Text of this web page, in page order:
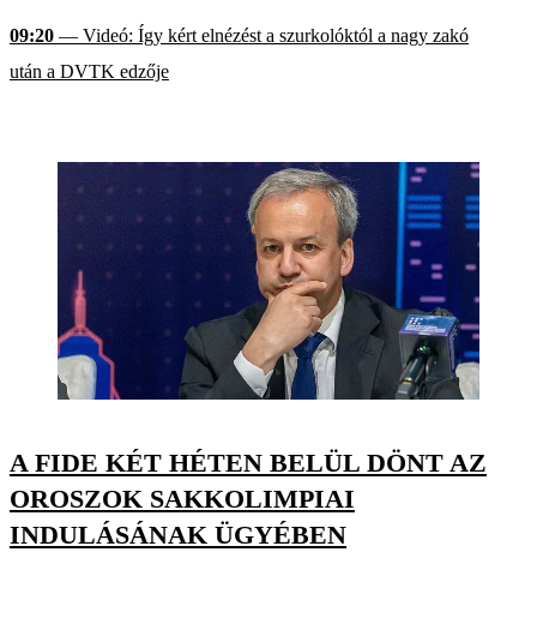
09:20 — Videó: Így kért elnézést a szurkolóktól a nagy zakó
után a DVTK edzője
A FIDE KÉT HÉTEN BELÜL DÖNT AZ
OROSZOK SAKKOLIMPIAI
INDULÁSÁNAK ÜGYÉBEN